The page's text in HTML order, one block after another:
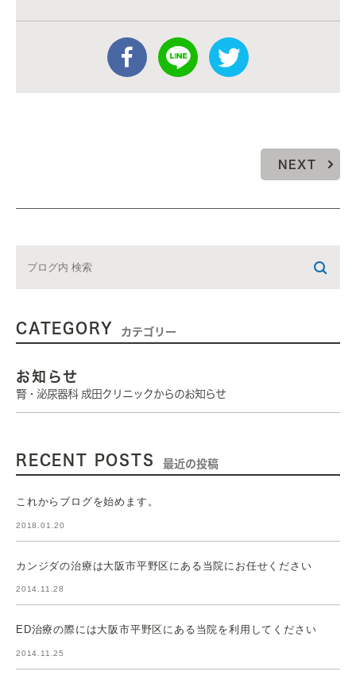
NEXT
CATEGORY カテゴリー
お知らせ
腎・泌尿器科 成田クリニックからのお知らせ
RECENT POSTS 最近の投稿
これからブログを始めます。
2018.01.20
カンジダの治療は大阪市平野区にある当院にお任せください
2014.11.28
ED治療の際には大阪市平野区にある当院を利用してください
2014.11.25